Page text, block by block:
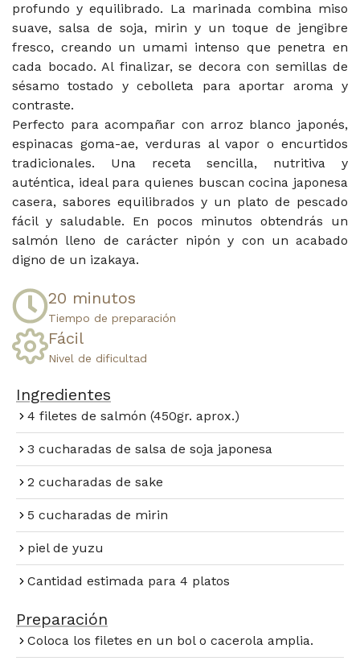
profundo y equilibrado. La marinada combina miso
suave, salsa de soja, mirin y un toque de jengibre
fresco, creando un umami intenso que penetra en
cada bocado. Al finalizar, se decora con semillas de
sésamo tostado y cebolleta para aportar aroma y
contraste.
Perfecto para acompañar con arroz blanco japonés,
espinacas goma-ae, verduras al vapor o encurtidos
tradicionales. Una receta sencilla, nutritiva y
auténtica, ideal para quienes buscan cocina japonesa
casera, sabores equilibrados y un plato de pescado
fácil y saludable. En pocos minutos obtendrás un
salmón lleno de carácter nipón y con un acabado
digno de un izakaya.
20 minutos​
Tiempo de preparación​
Fácil​
Nivel de dificultad
Ingredientes
4 filetes de salmón (450gr. aprox.)
3 cucharadas de salsa de soja japonesa
2 cucharadas de sake
5 cucharadas de mirin
piel de yuzu
Cantidad estimada para 4 platos
Preparación​
Coloca los filetes en un bol o cacerola amplia.